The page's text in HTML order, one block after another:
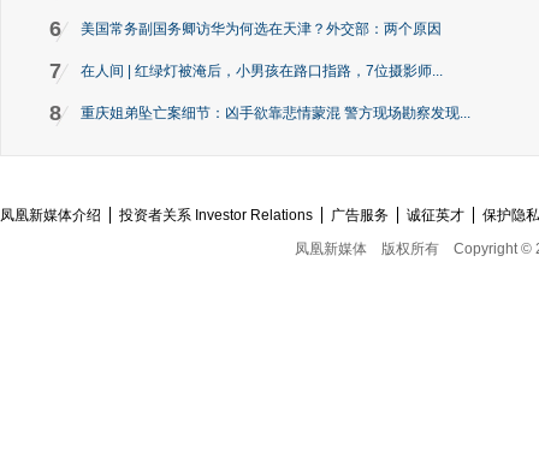
6 美国常务副国务卿访华为何选在天津？外交部：两个原因
7 在人间 | 红绿灯被淹后，小男孩在路口指路，7位摄影师...
8 重庆姐弟坠亡案细节：凶手欲靠悲情蒙混 警方现场勘察发现...
凤凰新媒体介绍 投资者关系 Investor Relations 广告服务 诚征英才
保护隐
凤凰新媒体
版权所有 Copyright ©